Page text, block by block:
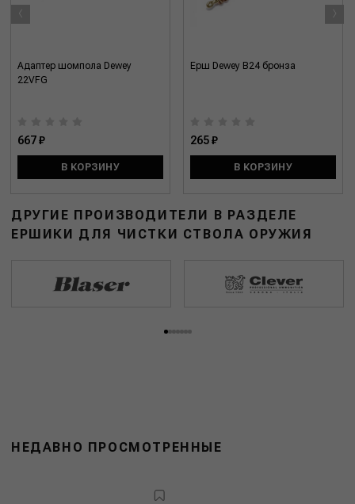
Адаптер шомпола Dewey
22VFG
667 ₽
В КОРЗИНУ
Ерш Dewey B24 бронза
265 ₽
В КОРЗИНУ
‹ ›
ДРУГИЕ ПРОИЗВОДИТЕЛИ В РАЗДЕЛЕ
ЕРШИКИ ДЛЯ ЧИСТКИ СТВОЛА ОРУЖИЯ
НЕДАВНО ПРОСМОТРЕННЫЕ